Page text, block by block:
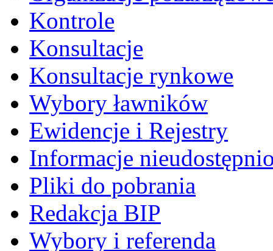
Kontrole
Konsultacje
Konsultacje rynkowe
Wybory ławników
Ewidencje i Rejestry
Informacje
Pliki do pobrania
Redakcja BIP
Wybory i referenda